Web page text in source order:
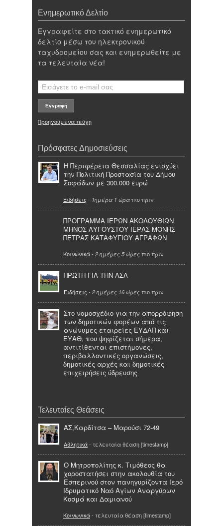
Ενημερωτικό Δελτίο
Εγγραφείτε στο τακτικό ενημερωτικό
δελτίο μέσω του ηλεκτρονικού
ταχυδρομείου σας και ενημερωθείτε με
τα τελευταία νέα!
Προηγούμενα τεύχη
Πρόσφατες Δημοσιεύσεις
Η Περιφέρεια Θεσσαλίας ενισχύει
την Πολιτική Προστασία του Δήμου
Σοφάδων με 300.000 ευρώ
Ειδήσεις - 1ημέρα 1 ώρα πιο πριν
ΠΡΟΓΡΑΜΜΑ ΙΕΡΩΝ ΑΚΟΛΟΥΘΙΩΝ
ΜΗΝΟΣ ΑΥΓΟΥΣΤΟΥ ΙΕΡΑΣ ΜΟΝΗΣ
ΠΕΤΡΑΣ ΚΑΤΑΦΥΓΙΟΥ ΑΓΡΑΦΩΝ
Κοινωνικά- 2 ημέρες 5 ώρες πιο πριν
ΠΡΩΤΗ ΓΙΑ ΤΗΝ ΑΣΑ
Ειδήσεις - 2 ημέρες 16 ώρες πιο πριν
Στο νομοσχέδιο για την απορρόφηση
των δημοτικών φορέων από τις
ανώνυμες εταιρείες ΕΥΔΑΠ και
ΕΥΑΘ, που ψηφίζεται σήμερα,
αντιτίθενται επιστήμονες,
περιβαλλοντικές οργανώσεις,
δημοτικές αρχές και δημοτικές
επιχειρήσεις ύδρευσης
Τελευταίες Θεάσεις
ΑΣ,Καρδίτσα – Μαρούσι 72-49
Αθλητικά- τελευταία θέαση [timestamp]
Ο Μητροπολίτης κ. Τιμόθεος θα
χοροστατήσει στην ακολουθία του
Εσπερινού στον πανηγυρίζοντα Ιερό
Ιδρυματικό Ναό Αγίων Αναργύρων
Κοσμά και Δαμιανού
Κοινωνικά- τελευταία θέαση [timestamp]